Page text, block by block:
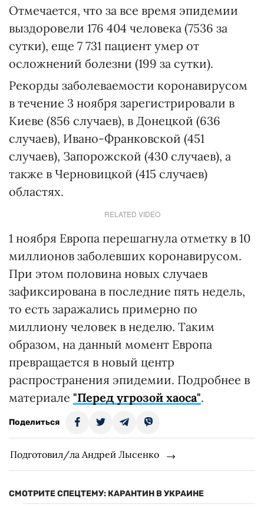
Отмечается, что за все время эпидемии
выздоровели 176 404 человека (7536 за
сутки), еще 7 731 пациент умер от
осложнений болезни (199 за сутки).
Рекорды заболеваемости коронавирусом
в течение 3 ноября зарегистрировали в
Киеве (856 случаев), в Донецкой (636
случаев), Ивано-Франковской (451
случаев), Запорожской (430 случаев), а
также в Черновицкой (415 случаев)
областях.
RELATED VIDEO
1 ноября Европа перешагнула отметку в 10
миллионов заболевших коронавирусом.
При этом половина новых случаев
зафиксирована в последние пять недель,
то есть заражались примерно по
миллиону человек в неделю. Таким
образом, на данный момент Европа
превращается в новый центр
распространения эпидемии. Подробнее в
материале "Перед угрозой хаоса".
Поделиться
Подготовил/ла Андрей Лысенко
СМОТРИТЕ СПЕЦТЕМУ: КАРАНТИН В УКРАИНЕ